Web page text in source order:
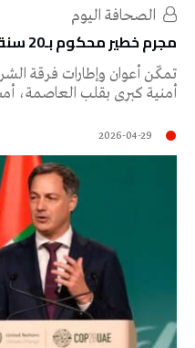
مجرم خطير محكوم بـ20 سنة سجنا في قبضة الامن
تمكّن أعوان وإطارات فرقة
أمنية كبرى بقلب العاصمة،
2026-04-29